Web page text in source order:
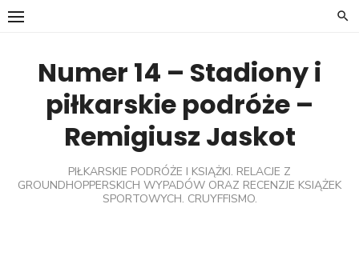
Skip
Numer 14 – Stadiony i
piłkarskie podróże –
Remigiusz Jaskot
PIŁKARSKIE PODRÓŻE I KSIĄŻKI. RELACJE Z
GROUNDHOPPERSKICH WYPADÓW ORAZ RECENZJE KSIĄŻEK
SPORTOWYCH. CRUYFFISMO.